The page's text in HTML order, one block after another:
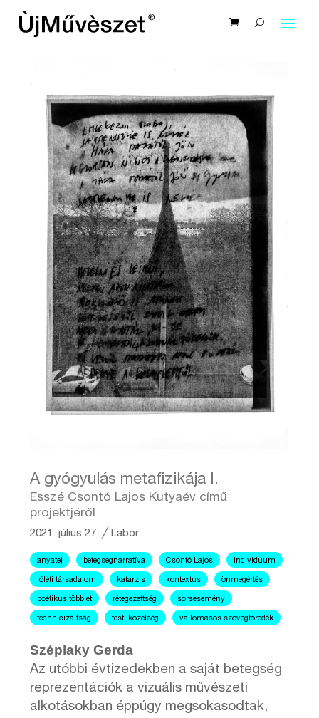
A gyógyulás metafizikája I.
Esszé Csontó Lajos Kutyaév című
projektjéről
2021. július 27. ╱Labor
anyatej betegségnarratíva Csontó Lajos individuum
jóléti társadalom katarzis kontextus önmegértés
poétikus többlet rétegezettség sorsesemény
technicizáltság testi közelség vallomásos szövegtöredék
Széplaky Gerda
Az utóbbi évtizedekben a saját betegség
reprezentációk a vizuális művészeti
alkotásokban éppúgy megsokasodtak,